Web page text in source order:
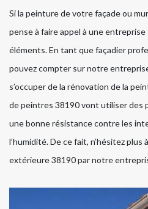
Si la peinture de votre façade ou
pense à faire appel à une
éléments. En tant que façadier
pouvez compter sur notre
s’occuper de la rénovation de la
de peintres 38190 vont utiliser des
une bonne résistance contre les
l’humidité. De ce fait, n’hésitez
extérieure 38190 par notre